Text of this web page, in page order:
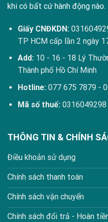
khi có bất cứ hành động nào.
Giấy CNĐKDN:
TP HCM cấp lần 2 ngày
Add:10 - 16 - 18 Lý
Thành phố Hồ Chí Minh
Hotline: 077 675 7879-
Mã số thuế:0316049298
THÔNG TIN & CHÍNH
Điều khoản sử dụng
Chính sách thanh toán
Chính sách vận chuyển
Chính sách đổi trả - Hoàn